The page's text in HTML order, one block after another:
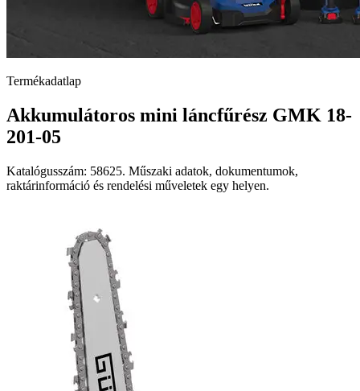
Termékadatlap
Akkumulátoros mini láncfűrész GMK 18-
201-05
Katalógusszám: 58625. Műszaki adatok, dokumentumok,
raktárinformáció és rendelési műveletek egy helyen.